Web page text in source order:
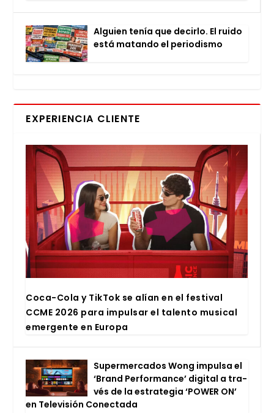
Alguien tenía que decir­lo. El rui­do
está matan­do el perio­dis­mo
EXPERIENCIA CLIENTE
Coca-Cola y Tik­Tok se alían en el fes­ti­val
CCME 2026 para impul­sar el talen­to musi­cal
emer­gen­te en Euro­pa
Super­mer­ca­dos Wong impul­sa el
‘Brand Per­for­man­ce’ digi­tal a tra­
vés de la estra­te­gia ‘POWER ON’
en Tele­vi­sión Conec­ta­da